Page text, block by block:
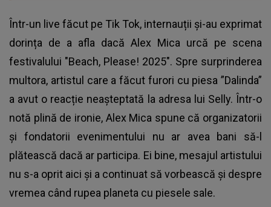
Într-un live făcut pe Tik Tok, internauții și-au exprimat
dorința de a afla dacă Alex Mica urcă pe scena
festivalului "Beach, Please! 2025". Spre surprinderea
multora, artistul care a făcut furori cu piesa ”Dalinda”
a avut o reacție neașteptată la adresa lui Selly. Într-o
notă plină de ironie, Alex Mica spune că organizatorii
și fondatorii evenimentului nu ar avea bani să-l
plătească dacă ar participa. Ei bine, mesajul artistului
nu s-a oprit aici și a continuat să vorbească și despre
vremea când rupea planeta cu piesele sale.